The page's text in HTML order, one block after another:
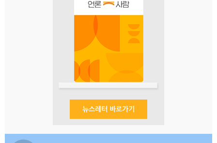
뉴스레터 바로가기